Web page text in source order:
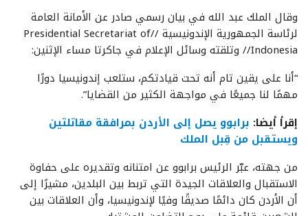
وقال الملك عبد الله في بيان رسمي صادر عن الأمانة العامة
لرئاسة الجمهورية الإندونيسية //Presidential Secretariat of
Indonesia// وتلقته وسائل الإعلام في جاكرتا مساء الإثنين:
“أنا على يقين تام أنه تحت قيادتكم، ستلعب إندونيسيا دورًا
مهمًا لنا جميعًا في مواجهة الكثير من القضايا”.
إقرأ أيضا: برابوو يصل إلى الأردن بمرافقة مقاتلتين
ويستقبل من قِبل الملك
من جهته، عبّر الرئيس برابوو عن امتنانه وتقديره على حفاوة
الاستقبال والعلاقات الجيدة التي تربط بين البلدين، مشيرًا إلى
أن الأردن كان دائمًا صديقًا وفيًا لإندونيسيا، وأن العلاقات بين